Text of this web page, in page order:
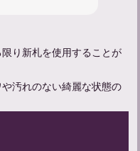
り新札を使用することが
汚れのない綺麗な状態の